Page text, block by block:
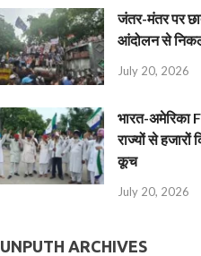
जंतर-मंतर पर
आंदोलन से
July 20, 2026
भारत-अमेरिका
राज्यों से हजारों
कूच
July 20, 2026
ARCHIVES